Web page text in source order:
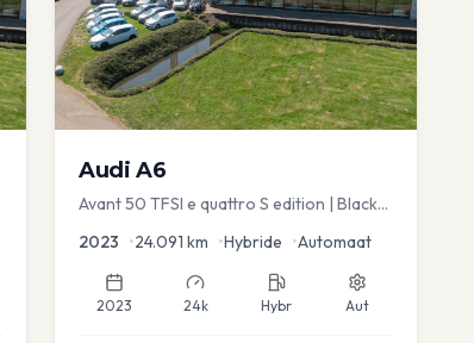
Audi A6
Avant 50 TFSI e quattro S edition | Black
Virtual
2023 •24.091 km •Hybride •Automaat
2023 24k Hybr Aut